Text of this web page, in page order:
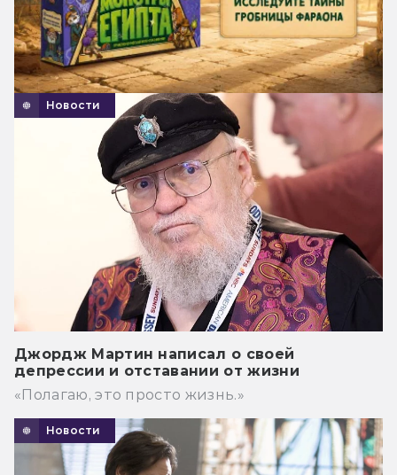
Новости
Джордж Мартин написал о своей
депрессии и отставании от жизни
«Полагаю, это просто жизнь.»
Новости